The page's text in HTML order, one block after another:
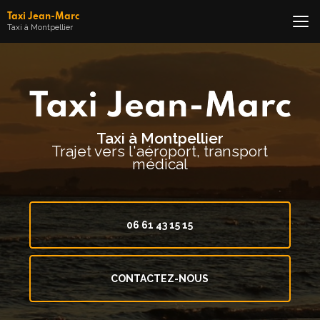
au
contenu
Taxi Jean-Marc
Taxi à Montpellier
Taxi à Montpellier
Trajet vers l'aéroport, transport
médical
06 61 43 15 15
CONTACTEZ-NOUS